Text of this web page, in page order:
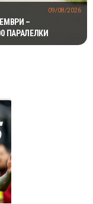
–
ПАРАЛЕЛКИ
09/08/2026